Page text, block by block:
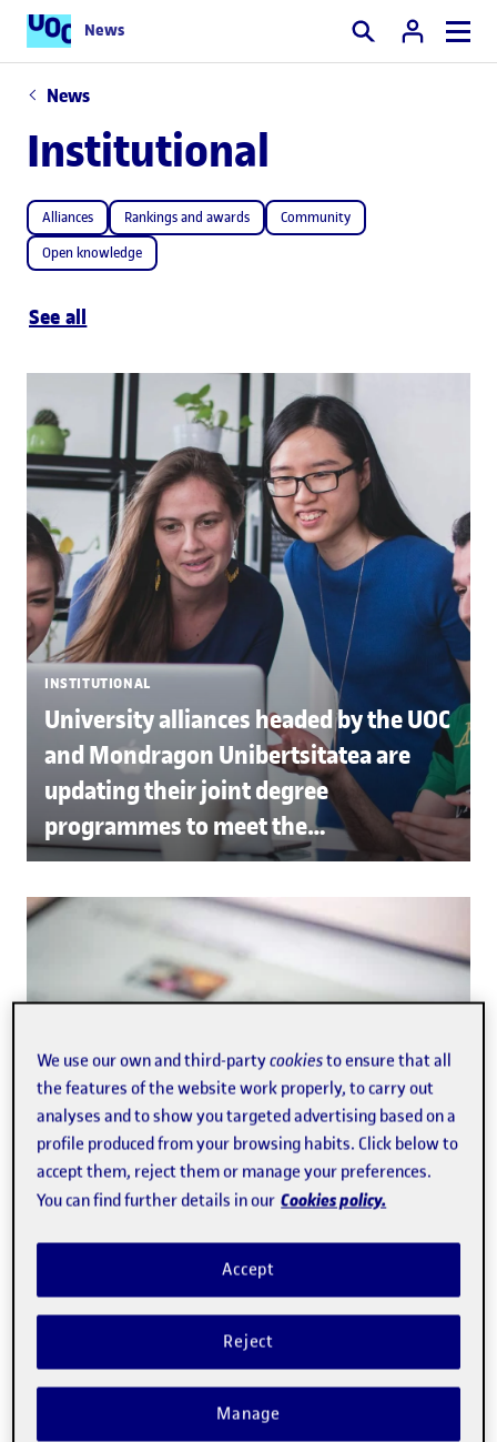
News Search
News
Institutional
Alliances Rankings and awards
Community
Open knowledge
See all
INSTITUTIONAL
University alliances headed by the UOC
and Mondragon Unibertsitatea are
updating their joint degree
programmes to meet the
requirements of the new Joint
European Degree Label
INSTITUTIONAL · 7/17/2026
New UOC policy for a transparent,
responsible and ethical use of artificial
intelligence in its journals
We use our own and third-partycookiesto ensure that all
the features of the website work properly, to carry out
analyses and to show you targeted advertising based on a
profile produced from your browsing habits. Click below to
accept them, reject them or manage your preferences.
You can find further details in our Cookies policy.
Reject
Accept
Manage